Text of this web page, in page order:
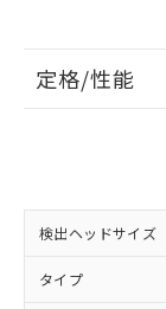
定格/性能
検出ヘッドサイズ
タイプ